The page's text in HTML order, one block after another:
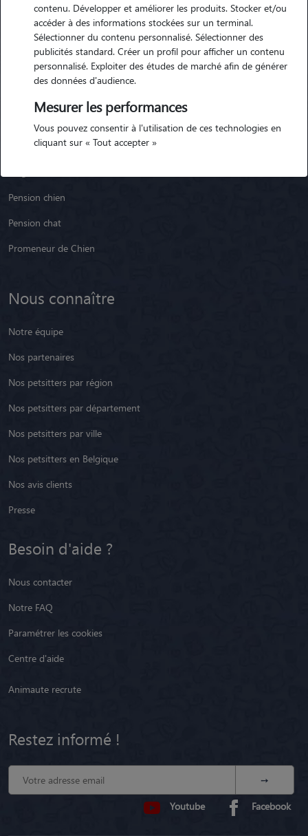
Animaute
Garde Chien
Garde Chat
Races de chiens
Pension chien
Pension chat
Promeneur de Chien
Nous connaître
Notre équipe
Nos partenaires
Nos petsitters par région
Nos petsitters par département
Nos petsitters par ville
Nos petsitters en Belgique
Nos avis clients
Presse
Besoin d'aide ?
Nous contacter
Notre FAQ
Paramétrer les cookies
Centre d'aide
Animaute recrute
Restez informé !
Youtube Facebook
contenu. Développer et améliorer les produits. Stocker et/ou
accéder à des informations stockées sur un terminal.
Sélectionner du contenu personnalisé. Sélectionner des
publicités standard. Créer un profil pour afficher un contenu
personnalisé. Exploiter des études de marché afin de générer
des données d'audience.
Mesurer les performances
Vous pouvez consentir à l'utilisation de ces technologies en
cliquant sur « Tout accepter »